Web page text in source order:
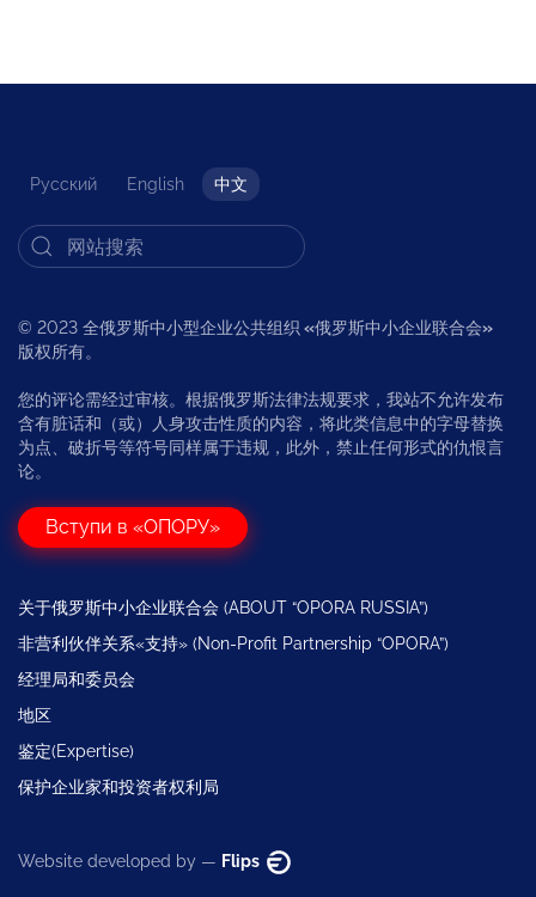
Русский English 中文
© 2023 全俄罗斯中小型企业公共组织 «俄罗斯中小企业联合会»
版权所有。
您的评论需经过审核。根据俄罗斯法律法规要求，我站不允许发布
含有脏话和（或）人身攻击性质的内容，将此类信息中的字母替换
为点、破折号等符号同样属于违规，此外，禁止任何形式的仇恨言
论。
Вступи в «ОПОРУ»
关于俄罗斯中小企业联合会 (ABOUT “OPORA RUSSIA”)
非营利伙伴关系«支持» (Non-Profit Partnership “OPORA”)
经理局和委员会
地区
鉴定(Expertise)
保护企业家和投资者权利局
Website developed by — Flips